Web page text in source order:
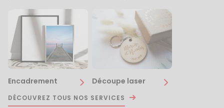
Encadrement Découpe laser
DÉCOUVREZ TOUS NOS SERVICES